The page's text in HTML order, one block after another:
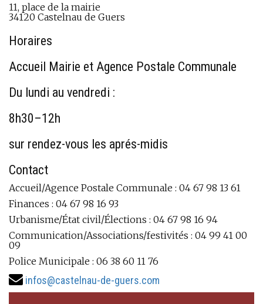
11, place de la mairie
34120 Castelnau de Guers
Horaires
Accueil Mairie et Agence Postale Communale
Du lundi au vendredi :
8h30–12h
sur rendez-vous les aprés-midis
Contact
Accueil/Agence Postale Communale : 04 67 98 13 61
Finances : 04 67 98 16 93
Urbanisme/État civil/Élections : 04 67 98 16 94
Communication/Associations/festivités : 04 99 41 00
09
Police Municipale : 06 38 60 11 76
infos@castelnau-de-guers.com